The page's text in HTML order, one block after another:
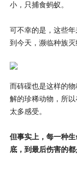
小，只捕食蚂蚁。
可不幸的是，这些
到今天，濒临种族灭
而砗磲也是这样的
解的珍稀动物，所
太多感受。
但事实上，每一种
底，到最后伤害的都